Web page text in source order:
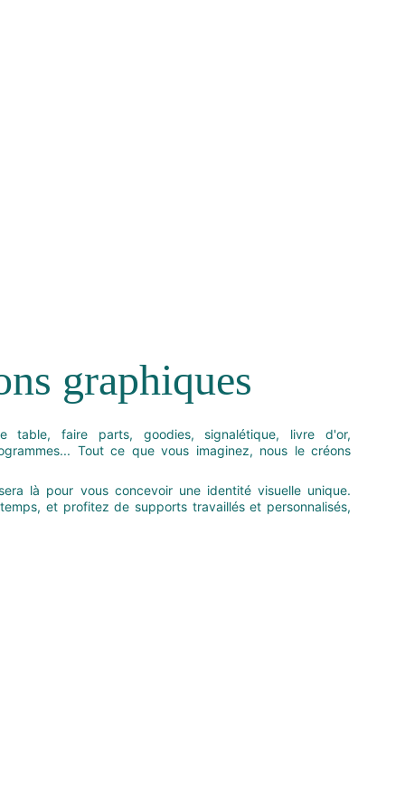
graphiques
table, faire parts, goodies, signalétique, livre d'or,
Tout ce que vous imaginez, nous le créons
là pour vous concevoir une identité visuelle unique.
et profitez de supports travaillés et personnalisés,